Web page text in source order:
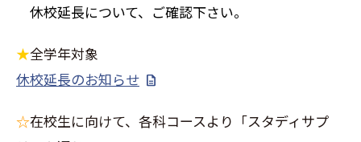
休校延長について、ご確認下さい。
★全学年対象
休校延長のお知らせ
☆在校生に向けて、各科コースより「スタディサプ